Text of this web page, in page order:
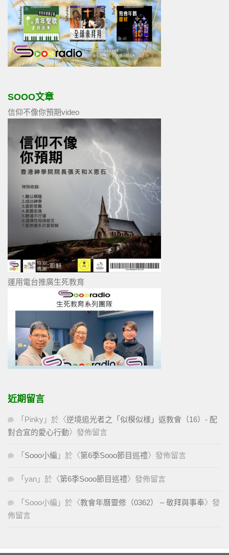
SOOO文章
信仰不像你預期video
運用電台推廣生死教育
近期留言
「 Pinky 」於〈逆境追光者之「似模似樣」返教會（16）- 配
對合宜的愛心行動〉發佈留言
「 Sooo小編 」於〈第6季Sooo節目巡禮〉發佈留言
「 yan 」於〈第6季Sooo節目巡禮〉發佈留言
「 Sooo小編 」於〈教會年曆靈修（0362） – 敬拜與事奉〉發
佈留言